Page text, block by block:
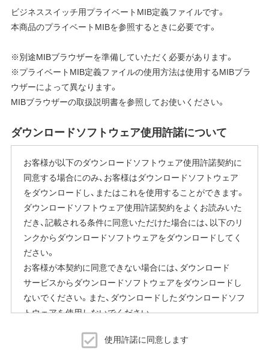
ビジネススイッチ用プライベートMIB定義ファイルです。
本商品のプライベートMIBを参照するときに必要です。
※別途MIBブラウザーを準備していただく必要があります。
※プライベートMIB定義ファイルの使用方法は使用するMIBブラ
ウザーによって異なります。
MIBブラウザーの取扱説明書を参照してお使いください。
ダウンロードソフトウェア使用許諾について
お客様が以下のダウンロードソフトウェア使用許諾契約に
同意する場合にのみ、お客様はダウンロードソフトウェア
をダウンロードし、またはこれを使用することができます。
ダウンロードソフトウェア使用許諾契約をよくお読みいた
だき、記載される条件に同意いただけた場合には、以下のリ
ンクからダウンロードソフトウェアをダウンロードしてく
ださい。
お客様が本契約に同意できない場合には、ダウンロード
サービスからダウンロードソフトウェアをダウンロードし
ないでください。また、ダウンロードしたダウンロードソフ
トウェアを使用しないでください。
ダウンロードソフトウェア使用許諾契約
使用許諾に同意します